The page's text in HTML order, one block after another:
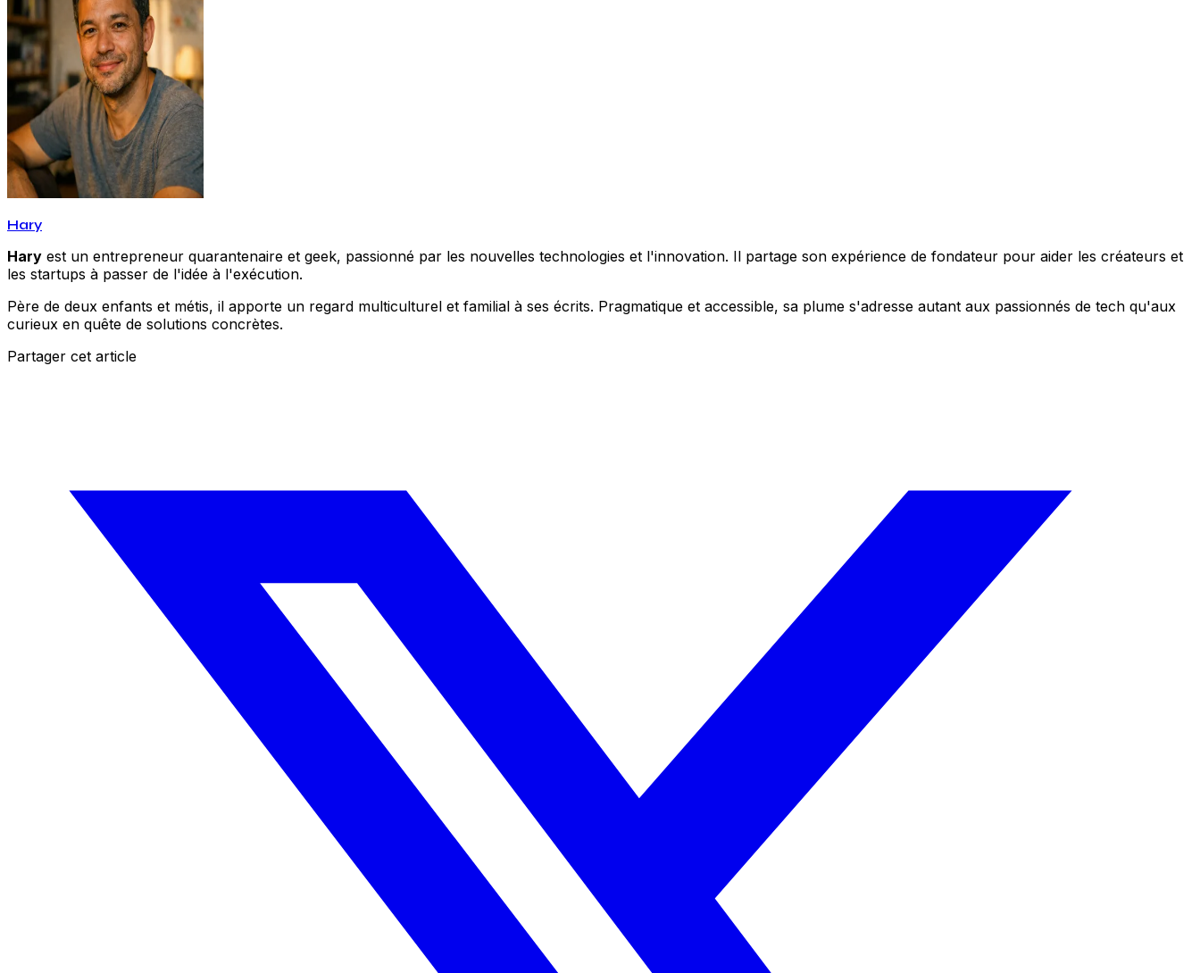
Hary
Hary est un entrepreneur quarantenaire et geek, passionné par les nouvelles technologies et l'innovation. Il partage son expérience de fondateur pour aider les créateurs et
les startups à passer de l'idée à l'exécution.
Père de deux enfants et métis, il apporte un regard multiculturel et familial à ses écrits. Pragmatique et accessible, sa plume s'adresse autant aux passionnés de tech qu'aux
curieux en quête de solutions concrètes.
Partager cet article